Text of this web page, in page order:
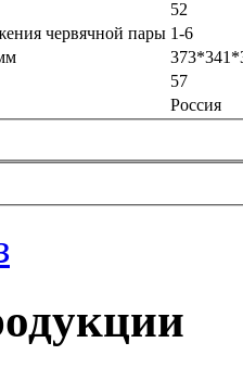
52
червячной пары 1-6
57
Россия